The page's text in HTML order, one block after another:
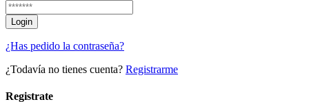
¿Has pedido la contraseña?
¿Todavía no tienes cuenta? Registrarme
Registrate